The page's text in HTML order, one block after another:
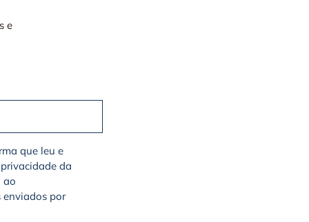
e
que leu e
da
ao
enviados por